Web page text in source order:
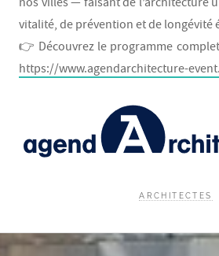
vitalité, de prévention et de longévité
👉 Découvrez le programme
https://www.agendarchitecture-
ARCHITECTES